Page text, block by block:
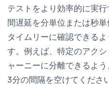
テストをより効率的に実
間遅延を分単位または秒
タイムリーに確認できる
す。例えば、特定のアク
ャーニーに分離できるよ
3分の間隔を空けてください